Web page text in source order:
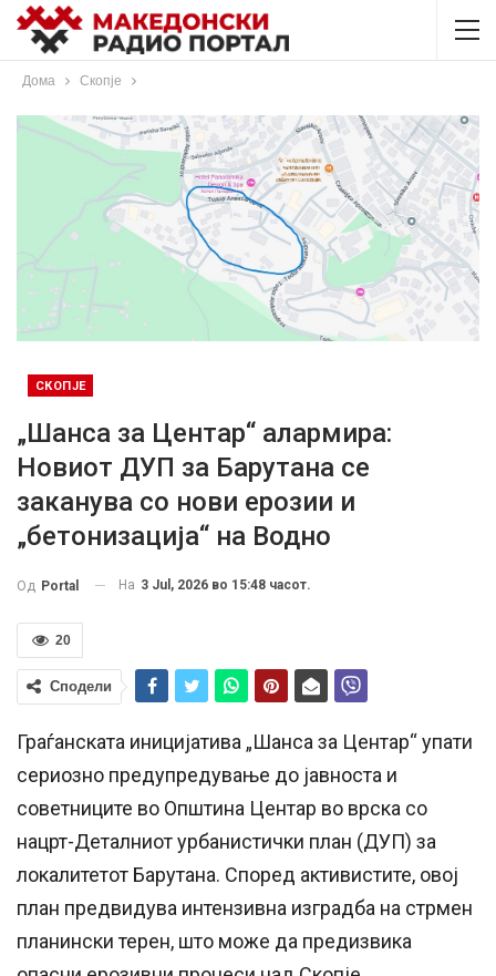
Дома Скопје
СКОПЈЕ
„Шанса за Центар“ алармира:
Новиот ДУП за Барутана се
заканува со нови ерозии и
„бетонизација“ на Водно
Од Portal На 3 Jul, 2026 во 15:48 часот.
20
Сподели
Граѓанската иницијатива „Шанса за Центар“ упати
сериозно предупредување до јавноста и
советниците во Општина Центар во врска со
нацрт-Деталниот урбанистички план (ДУП) за
локалитетот Барутана. Според активистите, овој
план предвидува интензивна изградба на стрмен
планински терен, што може да предизвика